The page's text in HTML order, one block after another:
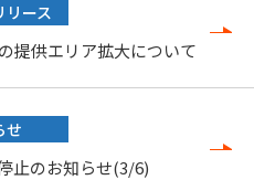
リース
提供エリア拡大について
せ
止のお知らせ(3/6)